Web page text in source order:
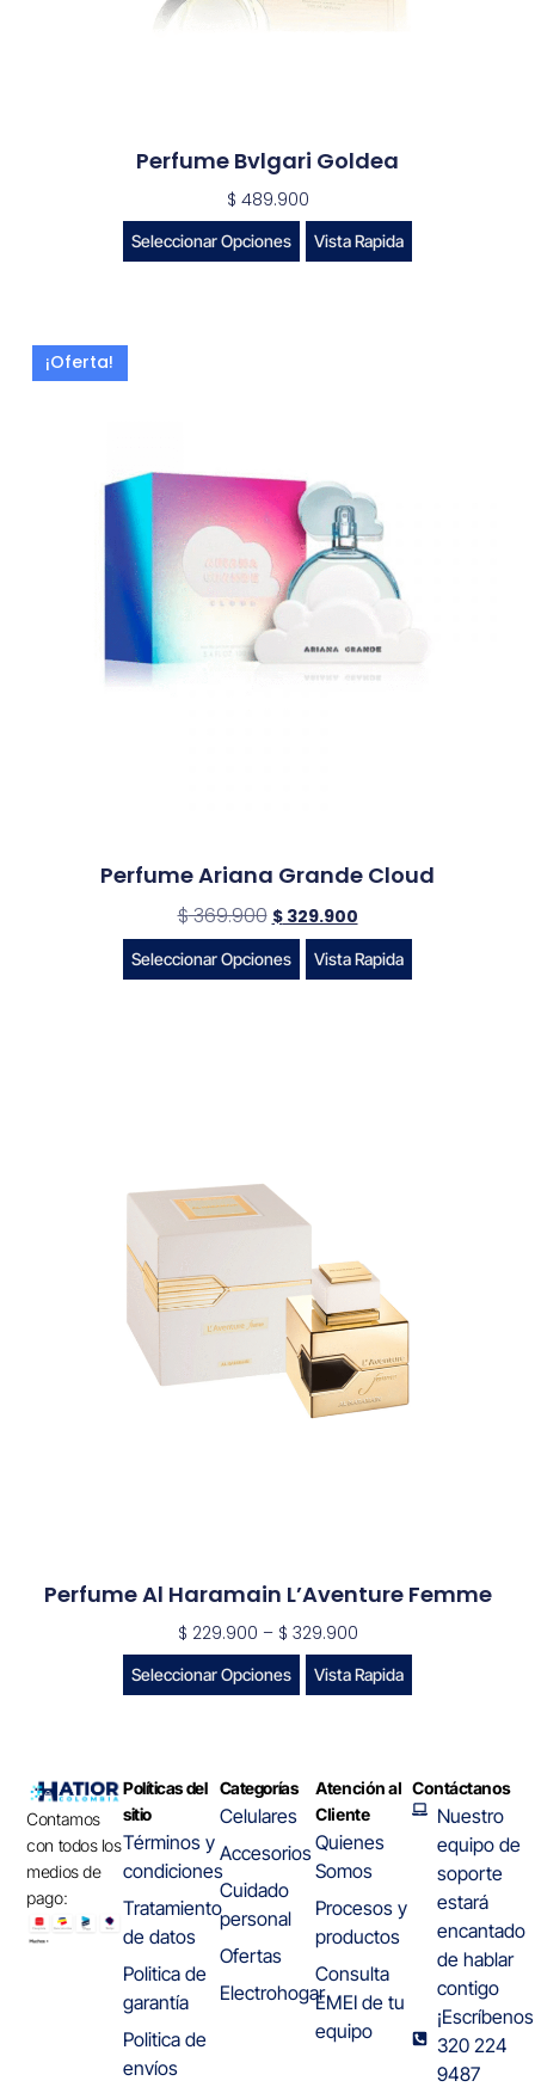
Perfume Bvlgari Goldea
$ 489.900
Seleccionar Opciones Vista Rapida
¡Oferta!
Perfume Ariana Grande Cloud
$369.900 $329.900
Seleccionar Opciones Vista Rapida
Perfume Al Haramain L’Aventure Femme
$ 229.900 – $ 329.900
Seleccionar Opciones Vista Rapida
Contamos
con todos los
medios de
pago:
Políticas del
sitio
Términos y
condiciones
Tratamiento
de datos
Politica de
garantía
Politica de
envíos
Categorías
Celulares
Accesorios
Cuidado
personal
Ofertas
Electrohogar
Atención al
Cliente
Quienes
Somos
Procesos y
productos
Consulta
EMEI de tu
equipo
Contáctanos
Nuestro
equipo de
soporte
estará
encantado
de hablar
contigo
320 224
9487